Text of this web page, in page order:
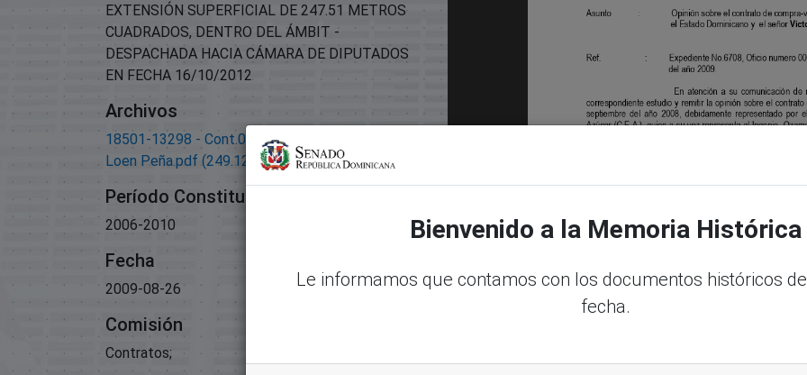
EXTENSIÓN SUPERFICIAL DE 247.51 METROS
CUADRADOS, DENTRO DEL ÁMBIT -
DESPACHADA HACIA CÁMARA DE DIPUTADOS
EN FECHA 16/10/2012
Archivos
18501-13298 - Cont.06708-A favor del Sr. Victor
Loen Peña.pdf (249.12 KB)
Período Constitucional
2006-2010
Fecha
2009-08-26
Comisión
Contratos;
Bienvenido a la Memoria Histórica
Le informamos que contamos con los documentos históricos
fecha.